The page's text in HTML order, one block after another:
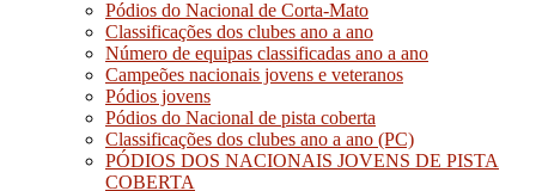
Pódios do Nacional de Corta-Mato
Classificações dos clubes ano a ano
Número de equipas classificadas ano a ano
Campeões nacionais jovens e veteranos
Pódios jovens
Pódios do Nacional de pista coberta
Classificações dos clubes ano a ano (PC)
PÓDIOS DOS NACIONAIS JOVENS DE PISTA
COBERTA